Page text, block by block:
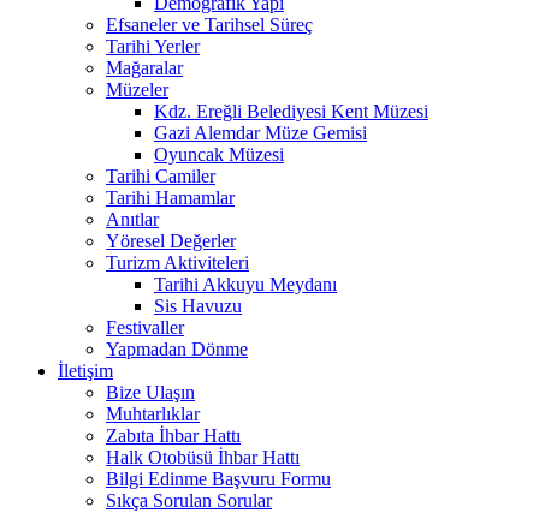
Efsaneler ve Tarihsel Süreç
Tarihi Yerler
Mağaralar
Müzeler
Kdz. Ereğli Belediyesi Kent Müzesi
Gazi Alemdar Müze Gemisi
Oyuncak Müzesi
Tarihi Camiler
Tarihi Hamamlar
Anıtlar
Yöresel Değerler
Turizm Aktiviteleri
Tarihi Akkuyu Meydanı
Sis Havuzu
Festivaller
Yapmadan Dönme
İletişim
Bize Ulaşın
Muhtarlıklar
Zabıta İhbar Hattı
Halk Otobüsü İhbar Hattı
Bilgi Edinme Başvuru Formu
Sıkça Sorulan Sorular